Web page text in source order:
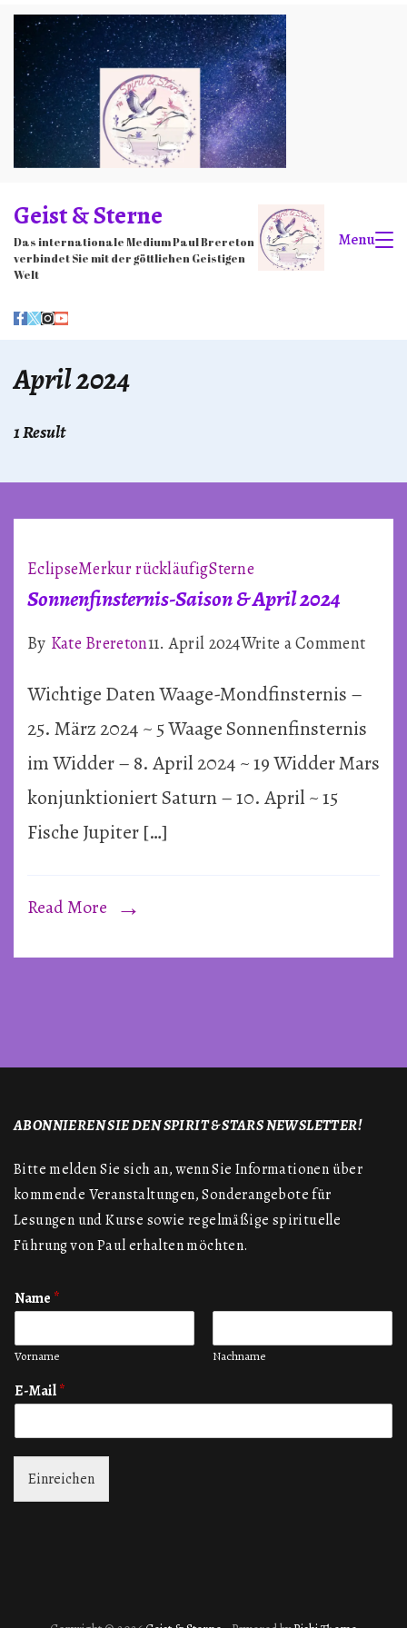
Skip
to
content
Geist & Sterne
Das internationale Medium Paul Brereton
verbindet Sie mit der göttlichen Geistigen
Welt
Menu
April 2024
1 Result
EclipseMerkur rückläufigSterne
Sonnenfinsternis-Saison & April 2024
By Kate Brereton11. April 2024Write a Commenton
&
Wichtige Daten Waage-Mondfinsternis –
25. März 2024 ~ 5 Waage Sonnenfinsternis
im Widder – 8. April 2024 ~ 19 Widder Mars
konjunktioniert Saturn – 10. April ~ 15
Fische Jupiter […]
Read More
ABONNIEREN SIE DEN SPIRIT & STARS NEWSLETTER!
Bitte melden Sie sich an, wenn Sie Informationen über
kommende Veranstaltungen, Sonderangebote für
Lesungen und Kurse sowie regelmäßige spirituelle
Führung von Paul erhalten möchten.
Name *
Vorname Nachname
E-Mail*
Einreichen